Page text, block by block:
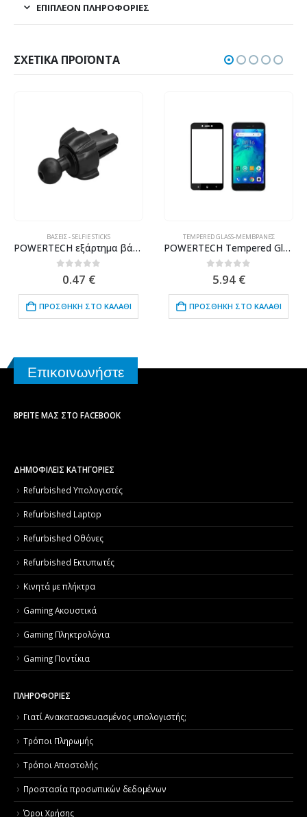
ΕΠΙΠΛΈΟΝ ΠΛΗΡΟΦΟΡΊΕΣ
ΣΧΕΤΙΚΆ ΠΡΟΪΌΝΤΑ
ΒΆΣΕΙΣ - SELFIE STICKS
POWERTECH εξάρτημα βάσης κινητού τοποθέτησης σε αεραγωγό CAR-0009, μαύρο
out of 5
0.47 €
ΠΡΟΣΘΉΚΗ ΣΤΟ ΚΑΛΆΘΙ
TEMPERED GLASS-ΜΕΜΒΡΆΝΕΣ
POWERTECH Tempered Glass 5D Full Glue για Xiaomi Redmi Go, Black
out of 5
5.94 €
ΠΡΟΣΘΉΚΗ ΣΤΟ ΚΑΛΆΘΙ
Επικοινωνήστε
ΒΡΕΊΤΕ ΜΑΣ ΣΤΟ FACEBOOK
ΔΗΜΟΦΙΛΕΙΣ ΚΑΤΗΓΟΡΙΕΣ
Refurbished Υπολογιστές
Refurbished Laptop
Refurbished Οθόνες
Refurbished Εκτυπωτές
Κινητά με πλήκτρα
Gaming Ακουστικά
Gaming Πληκτρολόγια
Gaming Ποντίκια
ΠΛΗΡΟΦΟΡΙΕΣ
Γιατί Aνακατασκευασμένος υπολογιστής;
Τρόποι Πληρωμής
Τρόποι Αποστολής
Προστασία προσωπικών δεδομένων
Όροι Χρήσης